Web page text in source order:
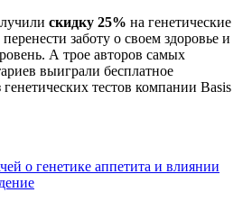
скидку 25% на генетические
заботу о своем здоровье и
А трое авторов самых
выиграли бесплатное
тестов компании Basis